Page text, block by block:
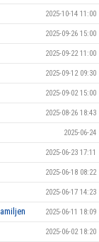
2025-10-14 11:00
2025-09-26 15:00
2025-09-22 11:00
2025-09-12 09:30
2025-09-02 15:00
2025-08-26 18:43
2025-06-24
2025-06-23 17:11
2025-06-18 08:22
2025-06-17 14:23
2025-06-11 18:09
2025-06-02 18:20